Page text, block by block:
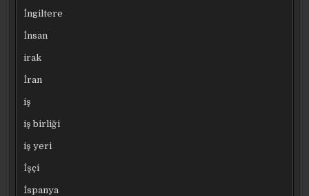
İngiltere
İnsan
irak
İran
iş
iş birliği
iş yeri
İşçi
İspanya